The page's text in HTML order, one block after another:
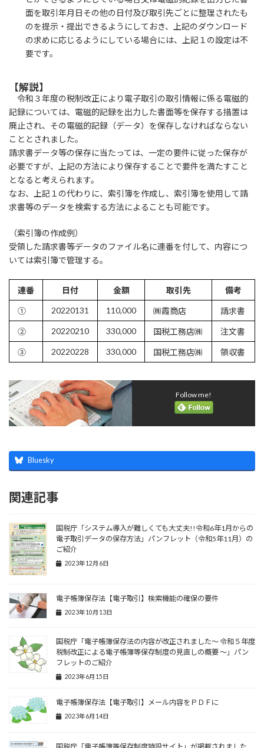
面を取引年月日その他の日付及び取引先ごとに整理されたも
のを提示・提出できるようにしておき、上記のダウンロード
の求めに応じるようにしている場合には、上記１の設定は不
要です。
【解説】
令和３年度の税制改正により電子取引の取引情報に係る電磁的
記録については、電磁的記録を出力した書面等を保存する措置は
廃止され、その電磁的記録（データ）を保存しなければならない
こととされました。
請求書データ等の保存に当たっては、一定の要件に従った保存が
必要ですが、上記の方法により保存することで要件を満たすこと
となると考えられます。
なお、上記１の代わりに、索引簿を作成し、索引簿を使用して請
求書等のデータを検索する方法によることも可能です。
（索引簿の作成例）
受領した請求書等データのファイル名に連番を付して、内容につ
いては索引簿で管理する。
連番 日付 金額 取引先 備考
① 20220131 110,000 ㈱霞商店 請求書
② 20220210 330,000 国税工務店㈱ 注文書
③ 20220228 330,000 国税工務店㈱ 領収書
Follow me!
Bluesky
関連記事
国税庁「システム導入が難しくても大丈夫!!令和6年1月からの
電子取引データの保存方法」パンフレット（令和5年11月）の
ご紹介
2023年12月6日
電子帳簿保存法【電子取引】検索機能の確保の要件
2023年10月13日
国税庁「電子帳簿保存法の内容が改正されました〜 令和５年度
税制改正による電子帳簿等保存制度の見直しの概要 〜」パン
フレットのご紹介
2023年6月15日
電子帳簿保存法【電子取引】メール内容をＰＤＦに
2023年6月14日